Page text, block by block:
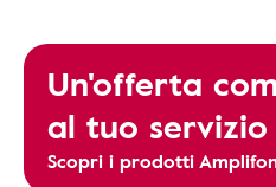
Un'offerta
al tuo servizio
Scopri i prodotti